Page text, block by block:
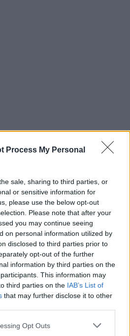
Process My Personal
sale, sharing to third parties, or
or sensitive information for
please use the below opt-out
Please note that after your
you may continue seeing
on personal information utilized by
disclosed to third parties prior to
opt-out of the further
information by third parties on the
This information may
third parties on the IAB’s List of
that may further disclose it to other
Opt Outs
εφημερεύουν